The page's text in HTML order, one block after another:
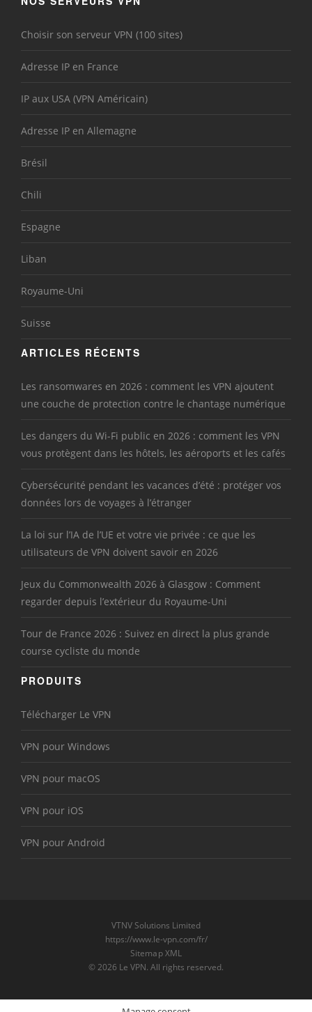
Choisir son serveur VPN (100 sites)
Adresse IP en France
IP aux USA (VPN Américain)
Adresse IP en Allemagne
Brésil
Chili
Espagne
Liban
Royaume-Uni
Suisse
ARTICLES RÉCENTS
Les ransomwares en 2026 : comment les VPN ajoutent
une couche de protection contre le chantage numérique
Les dangers du Wi-Fi public en 2026 : comment les VPN
vous protègent dans les hôtels, les aéroports et les cafés
Cybersécurité pendant les vacances d’été : protéger vos
données lors de voyages à l’étranger
La loi sur l’IA de l’UE et votre vie privée : ce que les
utilisateurs de VPN doivent savoir en 2026
Jeux du Commonwealth 2026 à Glasgow : Comment
regarder depuis l’extérieur du Royaume-Uni
Tour de France 2026 : Suivez en direct la plus grande
course cycliste du monde
PRODUITS
Télécharger Le VPN
VPN pour Windows
VPN pour macOS
VPN pour iOS
VPN pour Android
VTNV Solutions Limited
https://www.le-vpn.com/fr/
Sitemap XML
© 2026 Le VPN. All rights reserved.